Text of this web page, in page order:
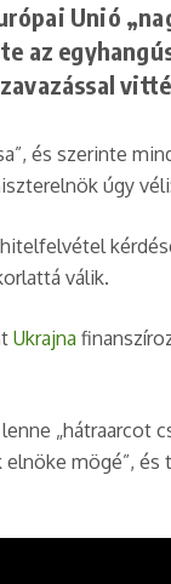
Unió
az
és szerinte
úgy
válik.
Ukrajna
mögé”,